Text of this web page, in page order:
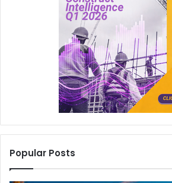
Popular Posts